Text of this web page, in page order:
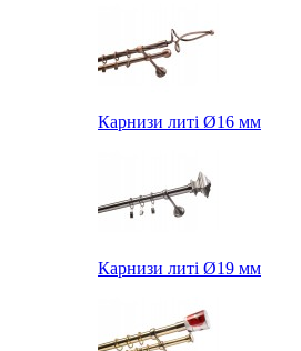
Карнизи литі Ø16 мм
Карнизи литі Ø19 мм